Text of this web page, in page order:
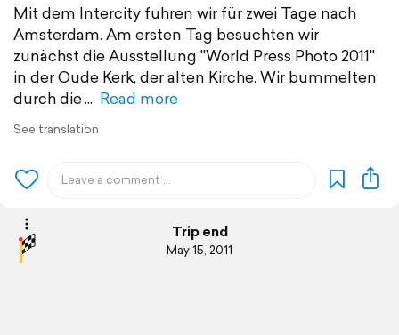
Mit dem Intercity fuhren wir für zwei Tage nach
Amsterdam. Am ersten Tag besuchten wir
zunächst die Ausstellung "World Press Photo 2011"
in der Oude Kerk, der alten Kirche. Wir bummelten
durch die
Read more
See translation
Trip end
May 15, 2011